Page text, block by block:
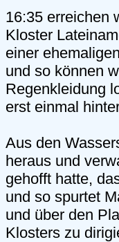
16:35 erreichen
Kloster
einer
und so können
Regenkleidung
erst einmal
Aus den
heraus und
gehofft hatte,
und so spurtet
und über den
Klosters zu